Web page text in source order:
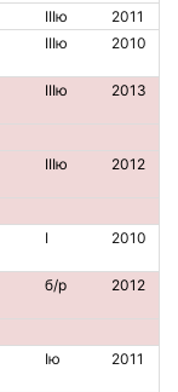
IIIю 2011
IIIю 2010
IIIю 2013
IIIю 2012
I 2010
б/р 2012
Iю 2011